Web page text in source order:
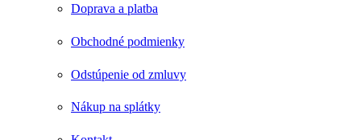
Doprava a platba
Obchodné podmienky
Odstúpenie od zmluvy
Nákup na splátky